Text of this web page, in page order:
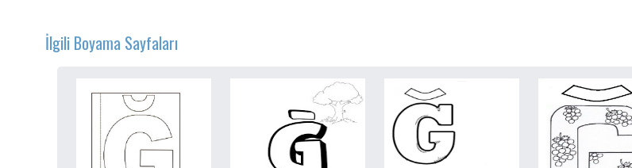
İlgili Boyama Sayfaları